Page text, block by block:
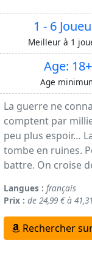
1 - 6
Meilleur à 1
Age: 18+
Age
La guerre ne
comptent par
peu plus espoir…
tombe en ruines.
battre. On croise
Langues : français
Prix : de 24,99 € à
Rechercher